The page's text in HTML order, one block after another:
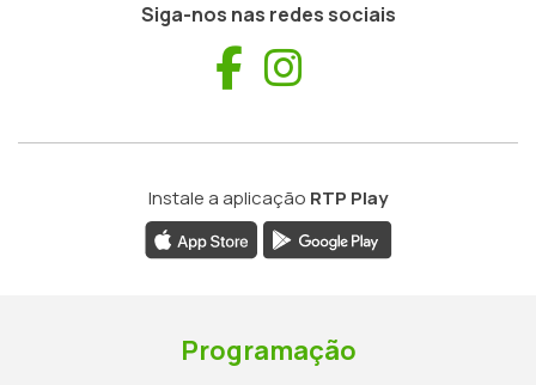
Siga-nos nas redes sociais
Facebook
Instale a aplicação RTP Play
Programação